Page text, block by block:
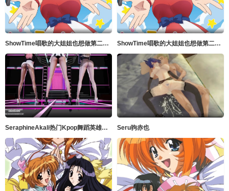
ShowTime唱歌的大姐姐也想做第二季_第05集 ShowTime唱歌的大姐姐也想做第二季_第03集
SeraphineAkali热门Kpop舞蹈英雄联盟 Seru驹赤也